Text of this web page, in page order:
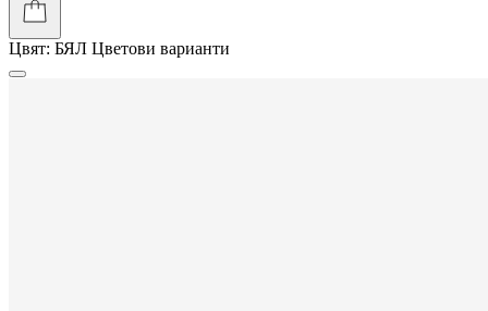
Цвят: БЯЛ Цветови варианти